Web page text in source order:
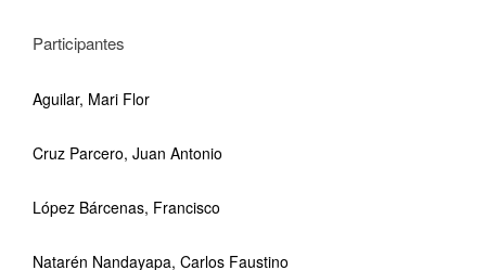
Participantes
Aguilar, Mari Flor
Cruz Parcero, Juan Antonio
López Bárcenas, Francisco
Natarén Nandayapa, Carlos Faustino